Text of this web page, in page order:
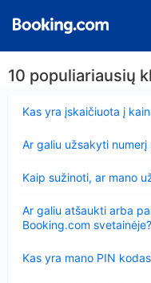
10 populiariausių
Kas yra įskaičiuota į
Ar galiu užsakyti
Kaip sužinoti, ar mano
Ar galiu atšaukti arba
Booking.com svetainėje?
Kas yra mano PIN